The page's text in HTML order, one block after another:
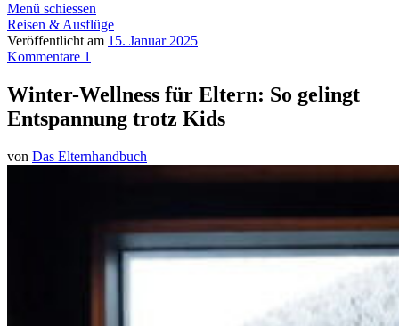
Menü schiessen
Reisen & Ausflüge
Veröffentlicht am 15. Januar 2025
Kommentare 1
Winter-Wellness für Eltern: So gelingt
Entspannung trotz Kids
von Das Elternhandbuch